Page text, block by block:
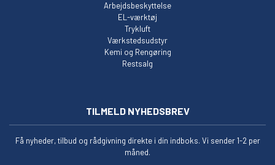
Arbejdsbeskyttelse
EL-værktøj
Trykluft
Værkstedsudstyr
Kemi og Rengøring
Restsalg
TILMELD NYHEDSBREV
Få nyheder, tilbud og rådgivning direkte i din indboks. Vi sender 1-2 per
måned.